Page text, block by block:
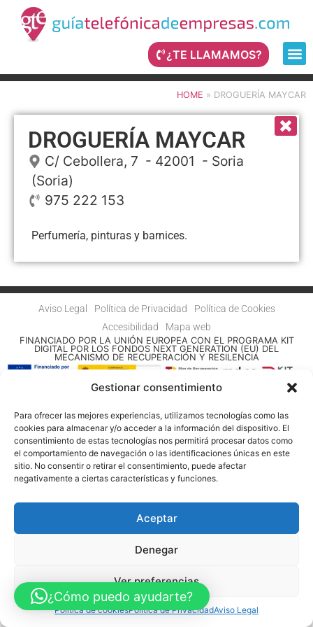
Gestionar consentimiento
Para ofrecer las mejores experiencias, utilizamos tecnologías como las
cookies para almacenar y/o acceder a la información del dispositivo. El
consentimiento de estas tecnologías nos permitirá procesar datos como
el comportamiento de navegación o las identificaciones únicas en este
sitio. No consentir o retirar el consentimiento, puede afectar
negativamente a ciertas características y funciones.
Aceptar
Denegar
Ver preferencias
Política de cookiesPolítica de PrivacidadAviso Legal
¿TE LLAMAMOS?
HOME » DROGUERÍA MAYCAR
DROGUERÍA MAYCAR
C/ Cebollera, 7 - 42001 - Soria
(Soria)
975 222 153
Perfumería, pinturas y barnices.
Aviso Legal Política de Privacidad
Política de Cookies
Accesibilidad
Mapa web
FINANCIADO POR LA UNIÓN EUROPEA CON EL PROGRAMA KIT
DIGITAL POR LOS FONDOS NEXT GENERATION (EU) DEL
MECANISMO DE RECUPERACIÓN Y RESILENCIA
© Guia Telefónica de Empresas – Todos los derechos reservados.
¿Cómo puedo ayudarte?